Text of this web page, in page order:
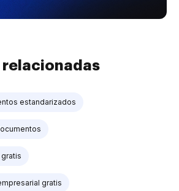
relacionadas
estandarizados
gratis